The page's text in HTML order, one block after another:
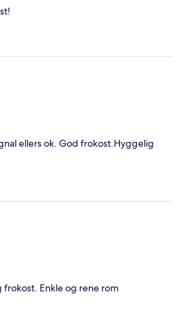
ellers ok. God frokost.Hyggelig
Enkle og rene rom